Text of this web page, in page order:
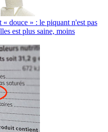
douce » : le piquant n'est pas
est plus saine, moins